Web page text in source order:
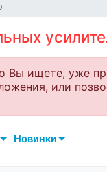
Вы ищете, уже
или
Новинки